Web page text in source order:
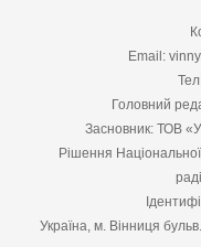
Email:
Головний
Засновник: ТОВ
Рішення
Україна, м. Вінниця